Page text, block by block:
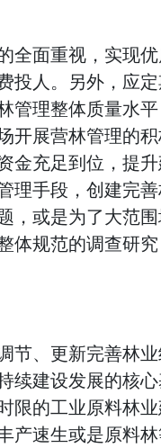
全面重视，实现
投人。另外，应
管理整体质量水
开展营林管理的
金充足到位，提升
理手段，创建完
，或是为了大范
体规范的调查研
节、更新完善林
建设发展的核心
限的工业原料林业
产速生或是原料